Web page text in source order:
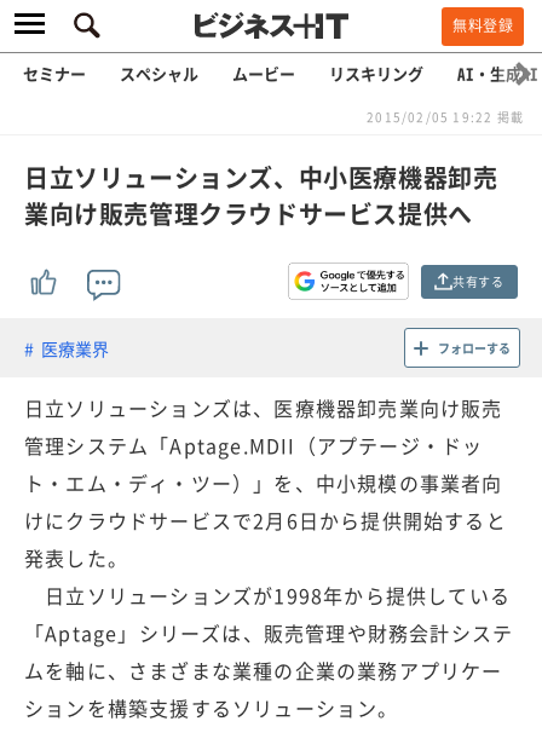
無料登録
セミナー スペシャル ムービー リスキリング AI・生成AI
2015/02/05 19:22 掲載
日立ソリューションズ、中小医療機器卸売
業向け販売管理クラウドサービス提供へ
共有する
医療業界 フォローする
日立ソリューションズは、医療機器卸売業向け販売
管理システム「Aptage.MDII（アプテージ・ドッ
ト・エム・ディ・ツー）」を、中小規模の事業者向
けにクラウドサービスで2月6日から提供開始すると
発表した。
日立ソリューションズが1998年から提供している
「Aptage」シリーズは、販売管理や財務会計システ
ムを軸に、さまざまな業種の企業の業務アプリケー
ションを構築支援するソリューション。